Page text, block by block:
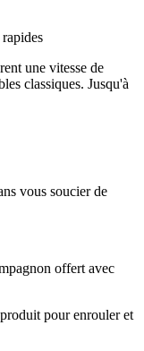
une vitesse de
classiques. Jusqu'à
vous soucier de
offert avec
pour enrouler et